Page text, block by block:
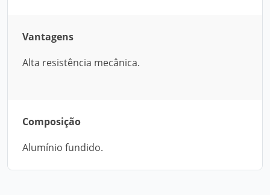
Vantagens
Alta resistência mecânica.
Composição
Alumínio fundido.